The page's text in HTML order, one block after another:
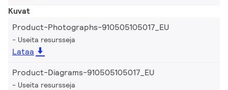
Kuvat
Product-Photographs-910505105017_EU
Useita resursseja
Lataa
Product-Diagrams-910505105017_EU
Useita resursseja